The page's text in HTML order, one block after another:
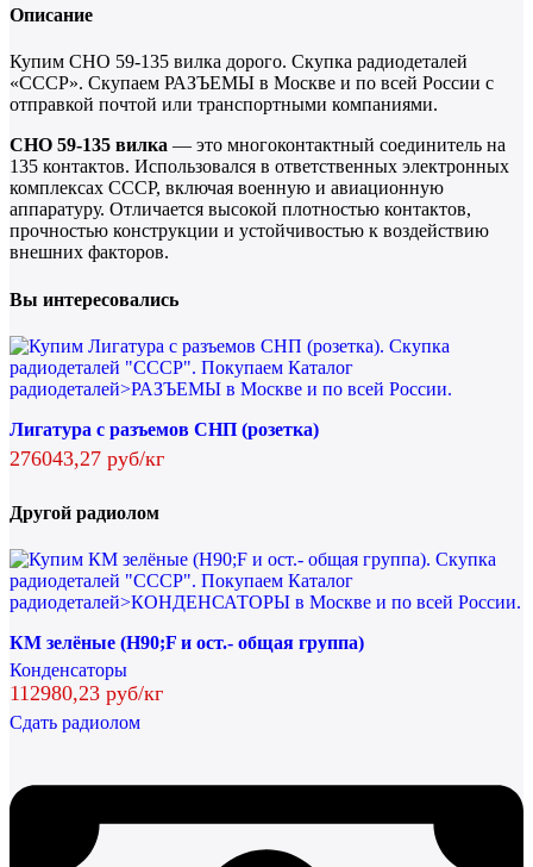
Описание
Купим СНО 59-135 вилка дорого. Скупка радиодеталей
«СССР». Скупаем РАЗЪЕМЫ в Москве и по всей России с
отправкой почтой или транспортными компаниями.
СНО 59-135 вилка — это многоконтактный соединитель на
135 контактов. Использовался в ответственных электронных
комплексах СССР, включая военную и авиационную
аппаратуру. Отличается высокой плотностью контактов,
прочностью конструкции и устойчивостью к воздействию
внешних факторов.
Вы интересовались
Лигатура с разъемов СНП (розетка)
276043,27 руб/кг
Другой радиолом
КМ зелёные (H90;F и ост.- общая группа)
Конденсаторы
112980,23 руб/кг
Сдать радиолом